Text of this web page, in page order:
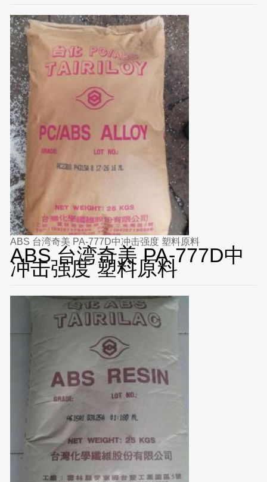
ABS 台湾奇美 PA-777D中冲击强度 塑料原料
ABS 台湾奇美 PA-777D中
冲击强度 塑料原料